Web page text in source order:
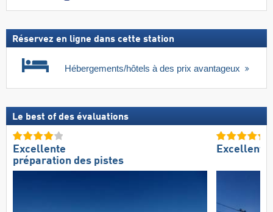
Réservez en ligne dans cette station
Hébergements/hôtels à des prix avantageux
Le best of des évaluations
Excellente
préparation des pistes
Excellent